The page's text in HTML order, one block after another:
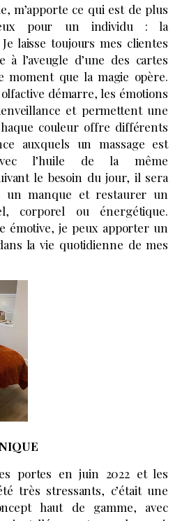
m’apporte ce qui est de plus
pour un individu : la
laisse toujours mes clientes
l’aveugle d’une des cartes
moment que la magie opère.
démarre, les émotions
et permettent une
couleur offre différents
auxquels un massage est
l’huile de la même
le besoin du jour, il sera
un manque et restaurer un
corporel ou énergétique.
émotive, je peux apporter un
la vie quotidienne de mes
portes en juin 2022 et les
très stressants, c’était une
haut de gamme, avec